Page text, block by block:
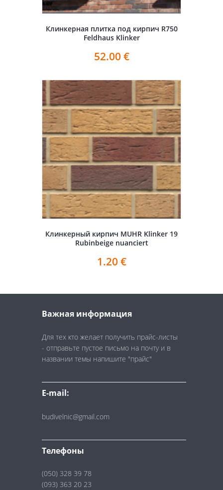
Клинкерная плитка под кирпич R750
Feldhaus Klinker
52.00 €
Клинкерный кирпич MUHR Klinker 19
Rubinbeige nuanciert
1.20 €
Важная информация
Для тех кто желает получить прайс-листы
- отправьте пустое письмо на почту и в
названии темы напишите "прайс"
E-mail:
budivelnic@gmail.com
Телефоны
(050) 328 39 78
(093) 363 20 23